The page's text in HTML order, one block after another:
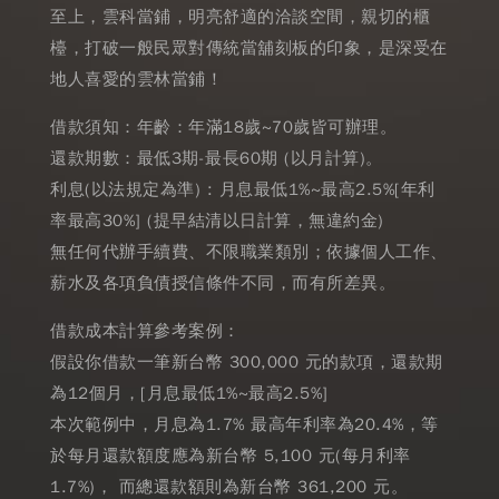
至上，雲科當鋪，明亮舒適的洽談空間，親切的櫃
檯，打破一般民眾對傳統當舖刻板的印象，是深受在
地人喜愛的雲林當鋪！
借款須知：年齡：年滿18歲~70歲皆可辦理。
還款期數：最低3期-最長60期 (以月計算)。
利息(以法規定為準) : 月息最低1%~最高2.5%[年利
率最高30%] (提早結清以日計算，無違約金)
無任何代辦手續費、不限職業類別；依據個人工作、
薪水及各項負債授信條件不同，而有所差異。
借款成本計算參考案例：
假設你借款一筆新台幣 300,000 元的款項，還款期
為12個月，[月息最低1%~最高2.5%]
本次範例中，月息為1.7% 最高年利率為20.4%，等
於每月還款額度應為新台幣 5,100 元(每月利率
1.7%)， 而總還款額則為新台幣 361,200 元。